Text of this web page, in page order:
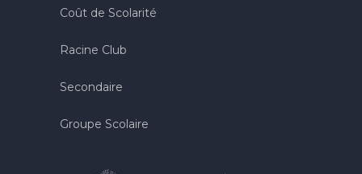
Coût de Scolarité
Racine Club
Secondaire
Groupe Scolaire